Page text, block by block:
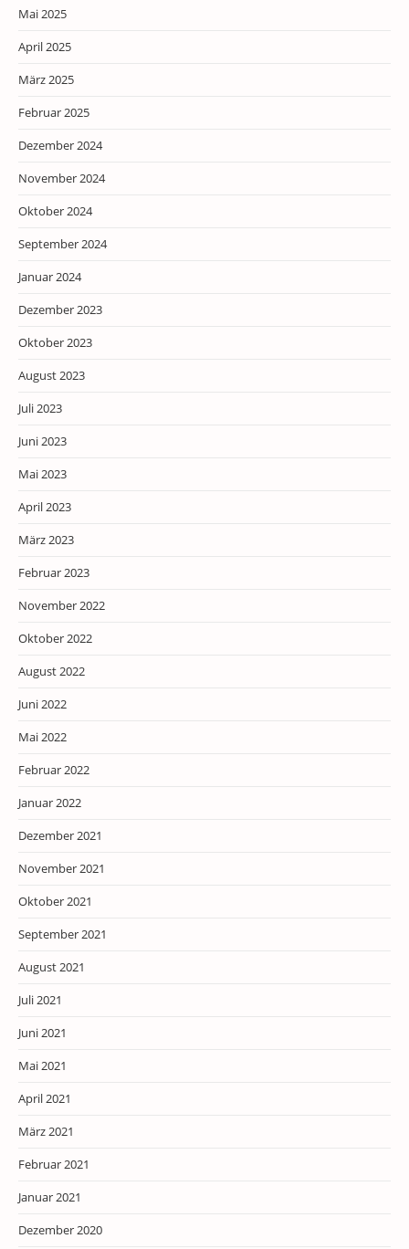
Mai 2025
April 2025
März 2025
Februar 2025
Dezember 2024
November 2024
Oktober 2024
September 2024
Januar 2024
Dezember 2023
Oktober 2023
August 2023
Juli 2023
Juni 2023
Mai 2023
April 2023
März 2023
Februar 2023
November 2022
Oktober 2022
August 2022
Juni 2022
Mai 2022
Februar 2022
Januar 2022
Dezember 2021
November 2021
Oktober 2021
September 2021
August 2021
Juli 2021
Juni 2021
Mai 2021
April 2021
März 2021
Februar 2021
Januar 2021
Dezember 2020